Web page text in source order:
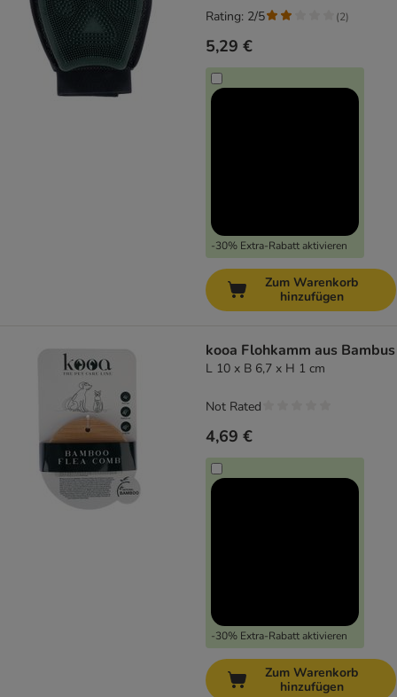
5,29 €
-30% Extra-Rabatt aktivieren
Rating: 2/5 (2)
Zum Warenkorb
hinzufügen
kooa Flohkamm aus Bambus
L 10 x B 6,7 x H 1 cm
4,69 €
-30% Extra-Rabatt aktivieren
Not Rated
Zum Warenkorb
hinzufügen